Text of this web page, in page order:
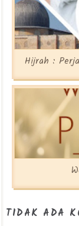
Hijrah :
TIDAK ADA